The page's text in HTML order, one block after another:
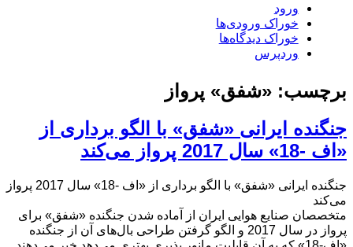
ورود
خوراک ورودی‌ها
خوراک دیدگاه‌ها
وردپرس
برچسب: «شفق» پرواز
جنگنده ایرانی «شفق» با الگو برداری از
«اف -18» سال 2017 پرواز می‌کند
جنگنده ایرانی «شفق» با الگو برداری از «اف -18» سال 2017 پرواز
می‌کند
متخصصان صنایع هوایی ایران از آماده شدن جنگنده «شفق» برای
پرواز در سال 2017 و الگو گرفتن طراحی بال‌های آن از جنگنده